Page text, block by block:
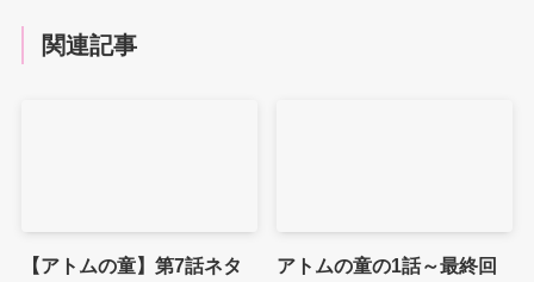
関連記事
【アトムの童】第7話ネタ
アトムの童の1話～最終回